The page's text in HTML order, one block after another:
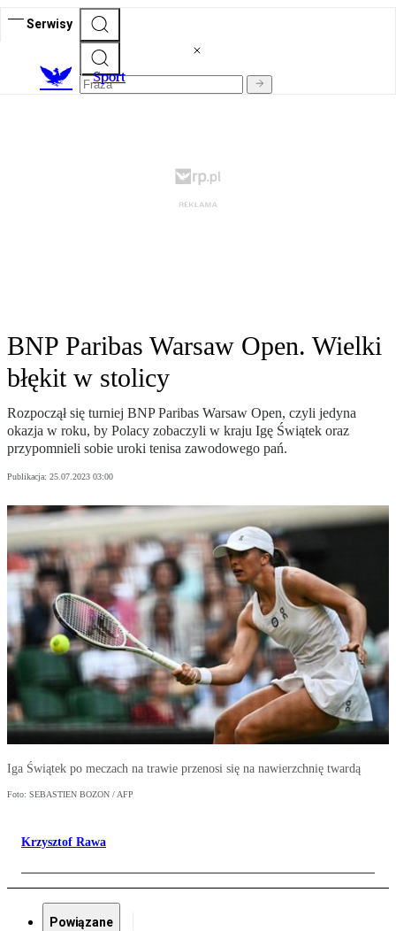
Serwisy
Sport
BNP Paribas Warsaw Open. Wielki
błękit w stolicy
Rozpoczął się turniej BNP Paribas Warsaw Open, czyli jedyna
okazja w roku, by Polacy zobaczyli w kraju Igę Świątek oraz
przypomnieli sobie uroki tenisa zawodowego pań.
Publikacja: 25.07.2023 03:00
Iga Świątek po meczach na trawie przenosi się na nawierzchnię twardą
Foto: SEBASTIEN BOZON / AFP
Krzysztof Rawa
Powiązane